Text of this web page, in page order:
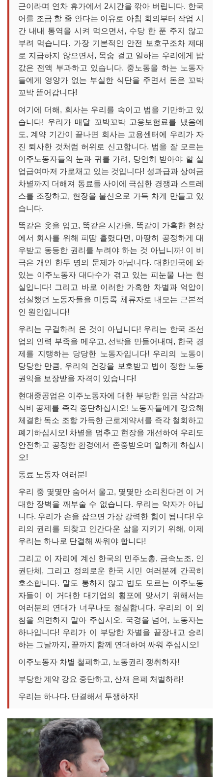
근이라며 연차 휴가에서 2시간을 깎아 버립니다. 한국
어를 조금 할 줄 안다는 이유로 아침 회의부터 작업 시
간 내내 통역을 시켜 먹으면서, 수당 한 푼 주지 않고
부려 먹습니다. 가장 기본적인 안전 보호구조차 제대
로 지급하지 않으면서, 목숨 걸고 일하는 우리에게 밥
값은 전액 부과하고 있습니다. 중노동을 하는 노동자
들에게 영양가 없는 부실한 식단을 주면서 돈은 꼬박
꼬박 뜯어갑니다!
여기에 더해, 회사는 우리를 속이고 법을 기만하고 있
습니다! 우리가 매달 꼬박꼬박 고용보험료를 냈음에
도, 계약 기간이 끝나면 회사는 고용센터에 우리가 자
진 퇴사한 것처럼 허위로 신고합니다. 법을 잘 모르는
이주노동자들의 눈과 귀를 가려, 당연히 받아야 할 실
업급여마저 가로채고 있는 것입니다! 성과급과 상여금
차별까지 더해져 동료들 사이에 극심한 경쟁과 스트레
스를 조장하고, 현장을 불신으로 가득 차게 만들고 있
습니다.
똑같은 옷을 입고, 똑같은 시간을, 똑같이 가혹한 현장
에서 회사를 위해 피땀 흘렸다면, 마땅히 공정하게 대
우받고 동등한 권리를 누려야 하는 것 아닙니까! 이 비
극은 개인 한두 명의 문제가 아닙니다. 대한민국에 와
있는 이주노동자 대다수가 겪고 있는 피눈물 나는 현
실입니다! 그리고 바로 이러한 가혹한 차별과 억압이
성실했던 노동자들을 미등록 체류자로 내모는 근본적
인 원인입니다!
우리는 구걸하러 온 것이 아닙니다! 우리는 한국 조선
업의 인력 부족을 메우고, 선박을 만들어내며, 한국 경
제를 지탱하는 당당한 노동자입니다! 우리의 노동이
당당한 만큼, 우리의 건강을 보호받고 법이 정한 노동
권익을 보장받을 자격이 있습니다!
현대중공업은 이주노동자에 대한 부당한 임금 삭감과
식비 공제를 즉각 중단하십시오! 노동자들에게 강요해
체결한 독소 조항 가득한 근로계약서를 즉각 철회하고
폐기하십시오! 차별을 멈추고 현장을 개선하여 우리도
안전하고 공정한 환경에서 존중받으며 일하게 하십시
오!
동료 노동자 여러분!
우리 중 몇몇만 숨어서 울고, 몇몇만 소리친다면 이 거
대한 장벽을 깨부술 수 없습니다. 우리는 약자가 아닙
니다. 우리가 손을 잡으면 가장 강력한 힘이 됩니다! 우
리의 권리를 되찾고 인간다운 삶을 지키기 위해, 이제
우리는 하나로 단결해 싸워야 합니다!
그리고 이 자리에 계신 한국의 민주노총, 금속노조, 인
권단체, 그리고 정의로운 한국 시민 여러분께 간곡히
호소합니다. 말도 통하지 않고 법도 모르는 이주노동
자들이 이 거대한 대기업의 횡포에 맞서기 위해서는
여러분의 연대가 너무나도 절실합니다. 우리의 이 외
침을 외면하지 말아 주십시오. 국경을 넘어, 노동자는
하나입니다! 우리가 이 부당한 차별을 끝장내고 승리
하는 그날까지, 끝까지 함께 연대하여 싸워 주십시오!
이주노동자 차별 철폐하고, 노동권리 쟁취하자!
부당한 계약 강요 중단하고, 산재 은폐 처벌하라!
우리는 하나다. 단결해서 투쟁하자!